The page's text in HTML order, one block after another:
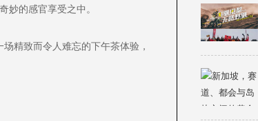
的感官享受之中。
精致而令人难忘的下午茶体验，